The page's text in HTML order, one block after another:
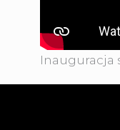
Inauguracja